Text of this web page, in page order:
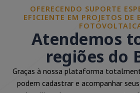
OFERECENDO SUPORTE
EFICIENTE EM PROJETOS DE
Atendemos
regiões do
Graças à nossa plataforma
podem cadastrar e acompanhar